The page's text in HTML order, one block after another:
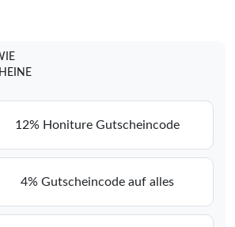
12% Honiture Gutscheincode
4% Gutscheincode auf alles